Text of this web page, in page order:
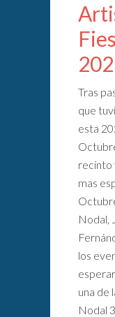
Tras
que
esta
recinto
mas
Nodal,
los
una de
Nodal